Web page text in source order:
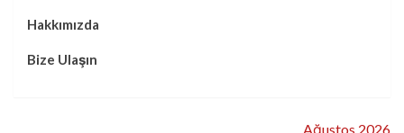
Hakkımızda
Bize Ulaşın
Ağustos 2026